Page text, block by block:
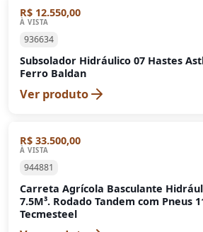
R$ 12.550,00
À VISTA
936634
Subsolador Hidráulico 07 Hastes
Ferro Baldan
Ver produto
R$ 33.500,00
À VISTA
944881
Carreta Agrícola Basculante
7.5M³. Rodado Tandem com Pneus
Tecmesteel